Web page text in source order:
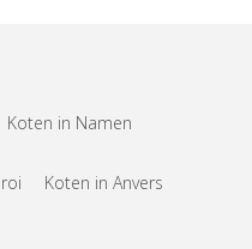
Koten in Namen
Koten in Anvers